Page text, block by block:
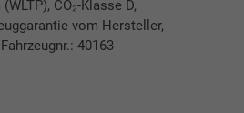
CO₂-Klasse D,
vom Hersteller,
40163
drucken